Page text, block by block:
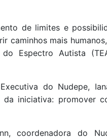
de limites e
caminhos mais
Espectro Autista
do Nudepe,
iniciativa: promover
coordenadora do